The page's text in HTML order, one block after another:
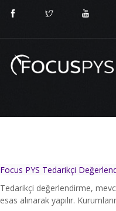
Focus PYS Tedarikçi
Tedarikçi değerlendirme,
esas alınarak yapılır.